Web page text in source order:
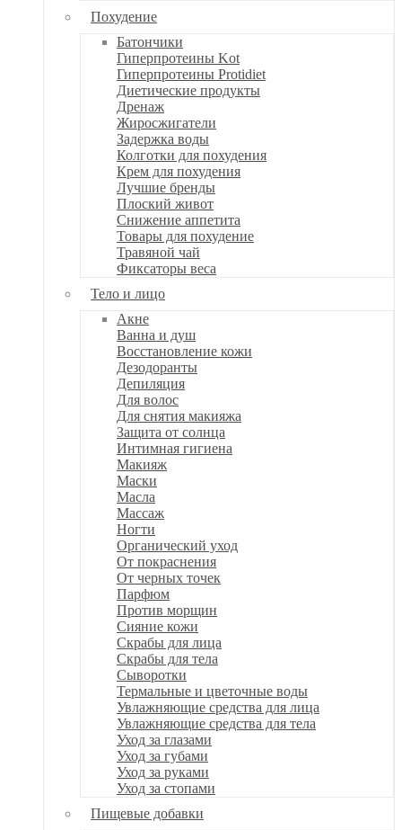
Похудение
Батончики
Гиперпротеины Kot
Гиперпротеины Protidiet
Диетические продукты
Дренаж
Жиросжигатели
Задержка воды
Колготки для похудения
Крем для похудения
Лучшие бренды
Плоский живот
Снижение аппетита
Товары для похудение
Травяной чай
Фиксаторы веса
Тело и лицо
Акне
Ванна и душ
Восстановление кожи
Дезодоранты
Депиляция
Для волос
Для снятия макияжа
Защита от солнца
Интимная гигиена
Макияж
Маски
Масла
Массаж
Ногти
Органический уход
От покраснения
От черных точек
Парфюм
Против морщин
Сияние кожи
Скрабы для лица
Скрабы для тела
Сыворотки
Термальные и цветочные воды
Увлажняющие средства для лица
Увлажняющие средства для тела
Уход за глазами
Уход за губами
Уход за руками
Уход за стопами
Пищевые добавки